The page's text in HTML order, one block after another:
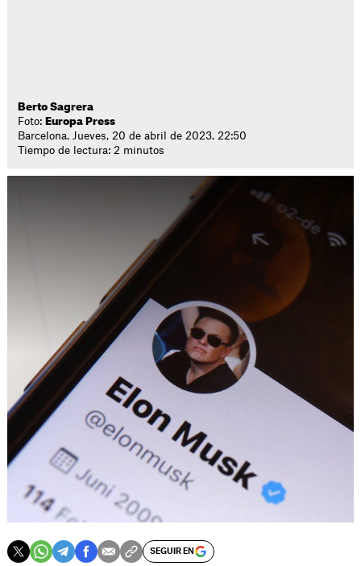
Berto Sagrera
Foto: Europa Press
Barcelona. Jueves, 20 de abril de 2023. 22:50
Tiempo de lectura: 2 minutos
SEGUIR EN